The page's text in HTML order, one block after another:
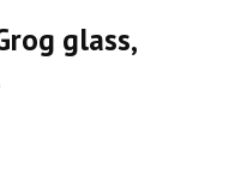
glass,